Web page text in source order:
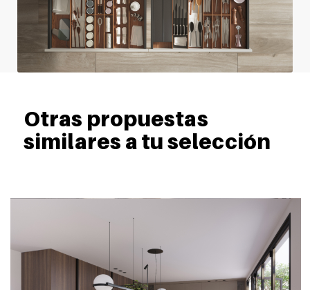
Otras propuestas
similares a tu selección